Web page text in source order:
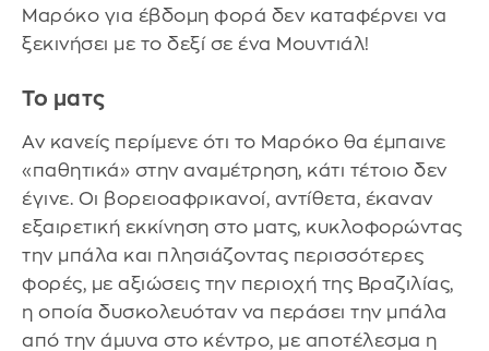
Μαρόκο για έβδομη φορά δεν καταφέρνει να
ξεκινήσει με το δεξί σε ένα Μουντιάλ!
Το ματς
Αν κανείς περίμενε ότι το Μαρόκο θα έμπαινε
«παθητικά» στην αναμέτρηση, κάτι τέτοιο δεν
έγινε. Οι βορειοαφρικανοί, αντίθετα, έκαναν
εξαιρετική εκκίνηση στο ματς, κυκλοφορώντας
την μπάλα και πλησιάζοντας περισσότερες
φορές, με αξιώσεις την περιοχή της Βραζιλίας,
η οποία δυσκολευόταν να περάσει την μπάλα
από την άμυνα στο κέντρο, με αποτέλεσμα η